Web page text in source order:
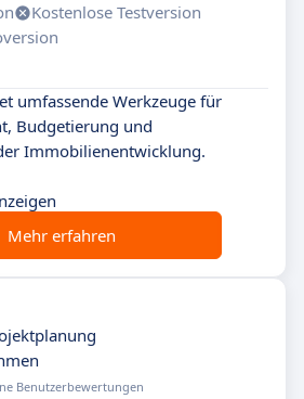
Kostenlose Testversion
umfassende Werkzeuge für
Budgetierung und
Immobilienentwicklung.
Mehr erfahren
Benutzerbewertungen